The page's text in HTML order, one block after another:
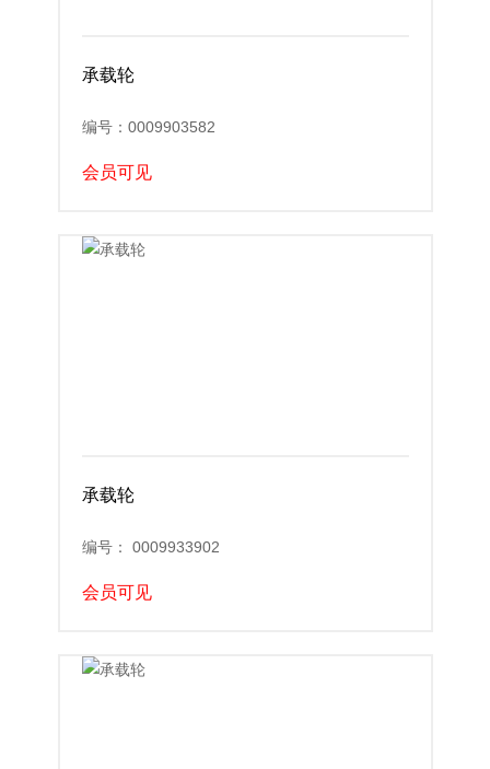
承载轮
编号：0009903582
会员可见
承载轮
编号： 0009933902
会员可见